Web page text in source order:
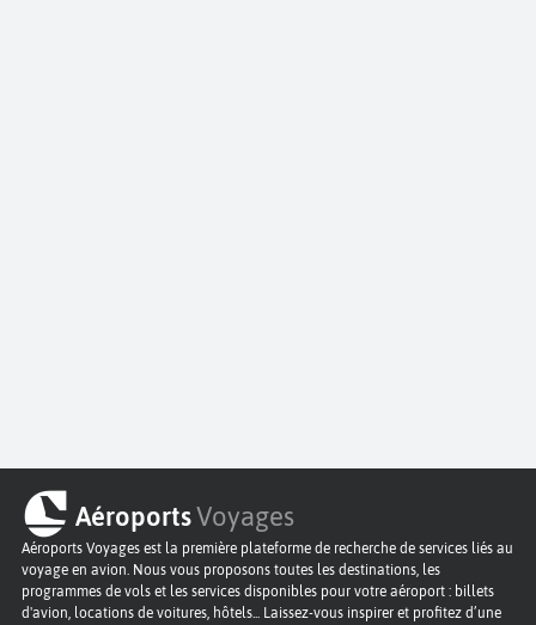
AéroportsVoyages
Aéroports Voyages est la première plateforme de recherche de services liés au
voyage en avion. Nous vous proposons toutes les destinations, les
programmes de vols et les services disponibles pour votre aéroport : billets
d'avion, locations de voitures, hôtels... Laissez-vous inspirer et profitez d’une